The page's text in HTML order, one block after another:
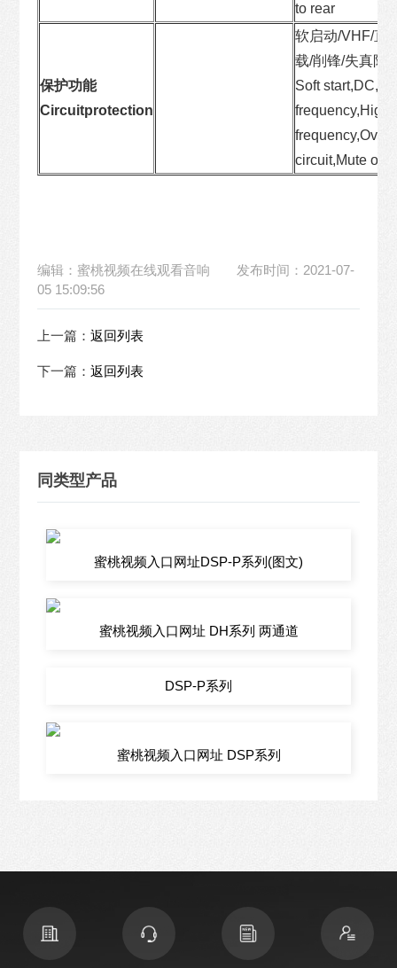
to rear
保护功能
Circuitprotection
软启动/VHF/直
载/削锋/失真限
Soft
frequency,High-
circuit,Mute on/
编辑：蜜桃视频在线观看音响
发布时间：2021-07-
05 15:09:56
上一篇：返回列表
下一篇：返回列表
同类型产品
蜜桃视频入口网址DSP-P系列(图文)
蜜桃视频入口网址 DH系列 两通道
DSP-P系列
蜜桃视频入口网址 DSP系列